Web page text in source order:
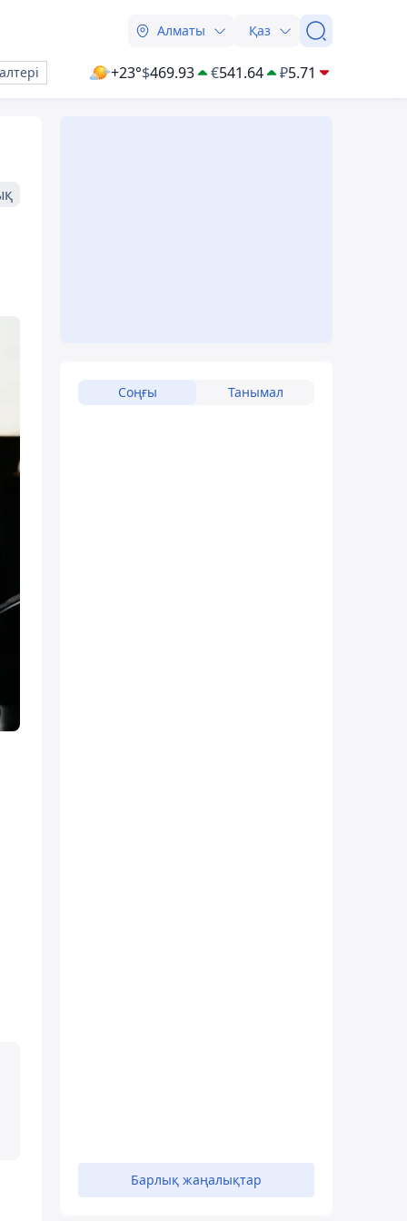
Алматы Қаз
+23°$469.93 €541.64 ₽5.71
Соңғы Танымал
Барлық жаңалықтар